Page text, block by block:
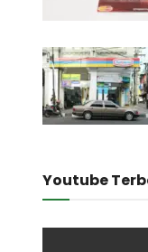
Youtube